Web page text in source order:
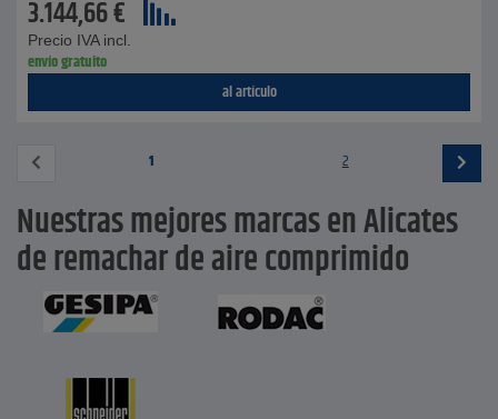
3.144,66€
Precio IVA incl.
envío gratuito
al artículo
1 2
Nuestras mejores marcas en Alicates
de remachar de aire comprimido